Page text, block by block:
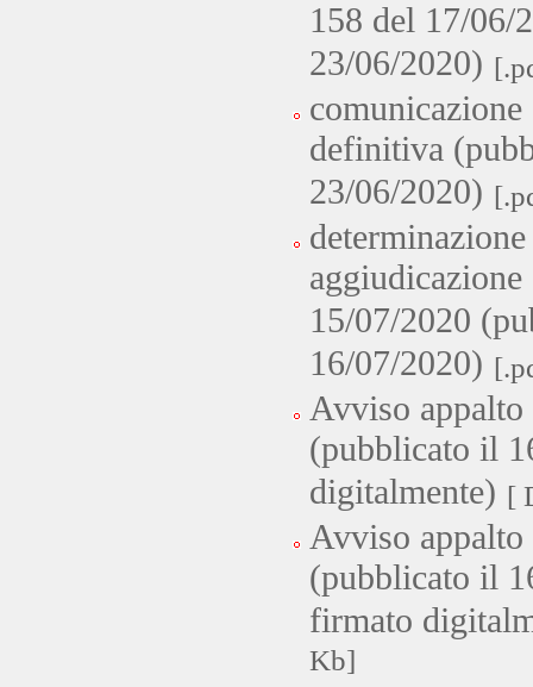
158 del 17/06/
23/06/2020)
definitiva
23/06/2020)
15/07/2020
16/07/2020)
Avviso
(pubblicato il
digitalmente) [
Avviso
(pubblicato il
firmato
Kb]